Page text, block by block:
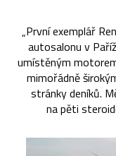
„První exemplář
autosalonu v
umístěným
mimořádně
stránky deníků.
na pěti